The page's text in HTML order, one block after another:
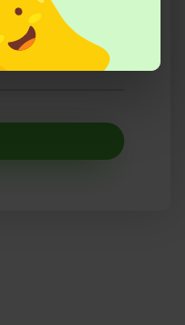
analitycznych.
prywatności.